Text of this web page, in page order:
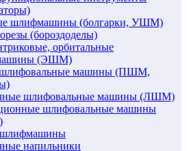
шлифмашины (болгарки, УШМ)
(бороздоделы)
орбитальные
(ЭШМ)
машины (ПШМ,
шлифовальные машины (ЛШМ)
шлифовальные машины
напильники